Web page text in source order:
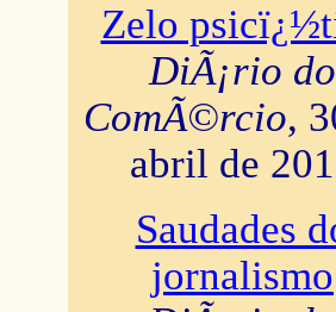
Zelo
DiÃ¡rio do
ComÃ©rcio,
abril de
Saudades
jornalismo